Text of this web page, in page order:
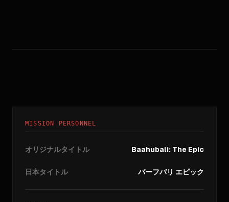
MISSION PERSONNEL
オリジナルタイトル Baahubali: The Epic
日本タイトル バーフバリ エピック